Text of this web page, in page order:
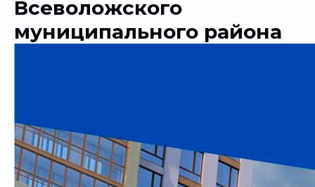
Всеволожского
муниципального района